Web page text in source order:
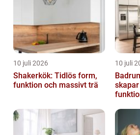
10 juli 2026
Shakerkök: Tidlös form,
funktion och massivt trä
10 juli